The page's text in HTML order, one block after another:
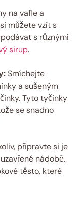
na vafle a
můžete vzít s
s různými
sirup.
Smíchejte
a sušeným
Tyto tyčinky
se snadno
připravte si je
nádobě.
těsto, které